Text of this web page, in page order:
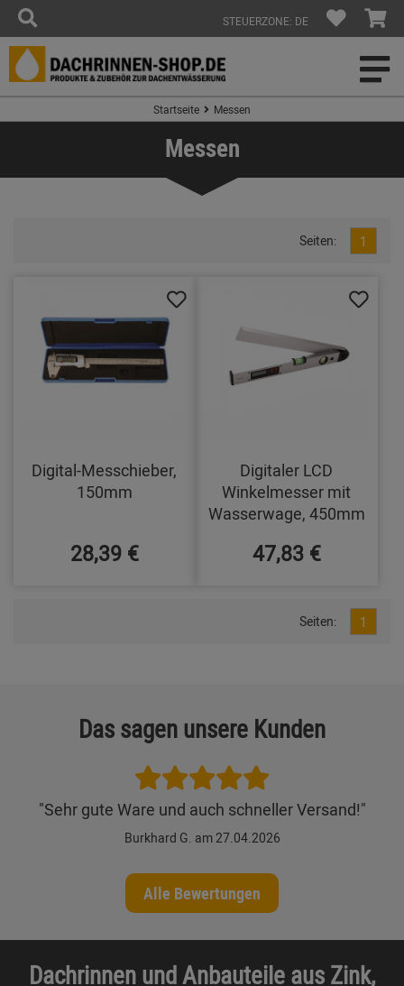
STEUERZONE: DE
Startseite Messen
Messen
Seiten: 1
Digital-Messchieber,
150mm
28,39 €
Digitaler LCD
Winkelmesser mit
Wasserwage, 450mm
47,83 €
Seiten: 1
Das sagen unsere Kunden
"Sehr gute Ware und auch schneller Versand!"
Burkhard G. am 27.04.2026
Alle Bewertungen
Dachrinnen und Anbauteile aus Zink,